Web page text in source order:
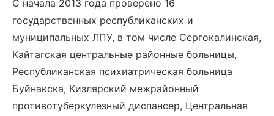
С начала 2013 года проверено 16
государственных республиканских и
муниципальных ЛПУ, в том числе Сергокалинская,
Кайтагская центральные районные больницы,
Республиканская психиатрическая больница
Буйнакска, Кизлярский межрайонный
противотуберкулезный диспансер, Центральная